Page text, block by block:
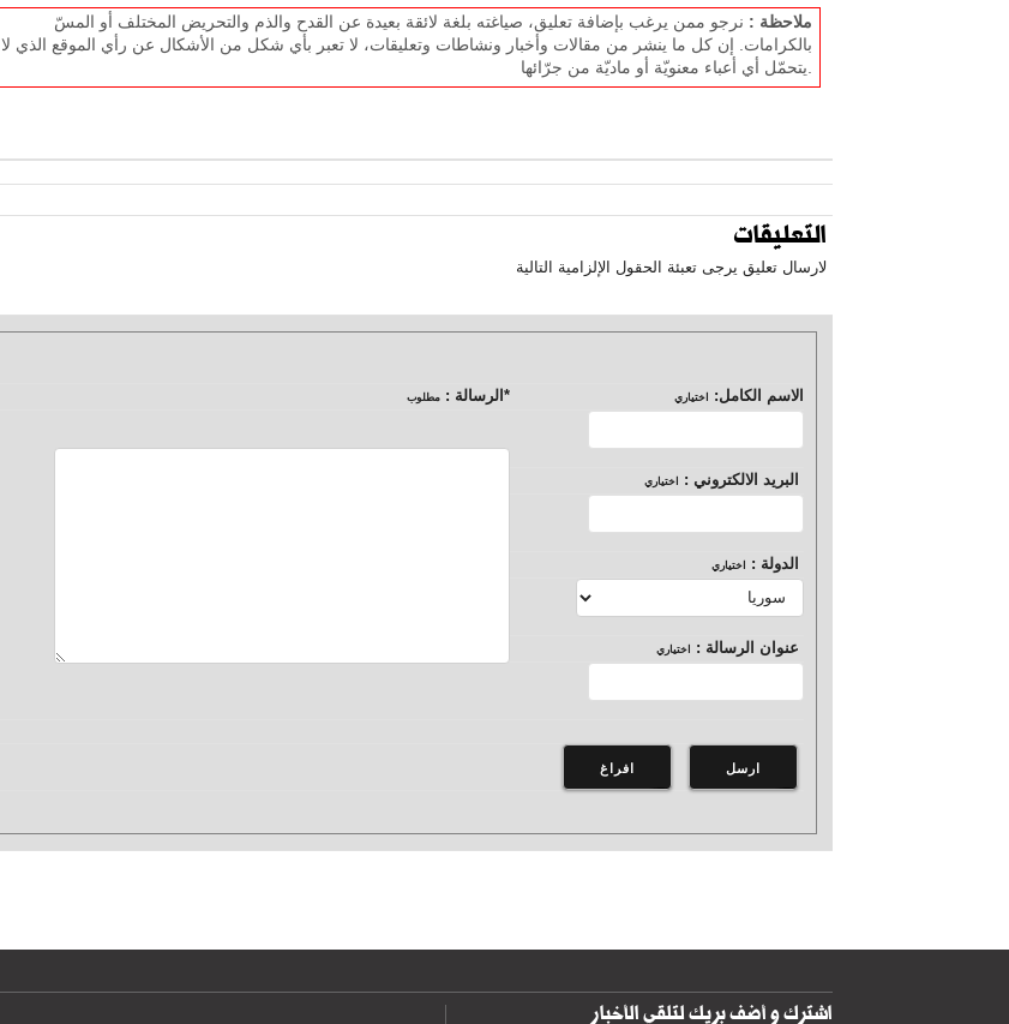
ملاحظة : نرجو ممن يرغب بإضافة تعليق، صياغته بلغة لائقة بعيدة عن القدح والذم والتحريض المختلف أو المسّ
بالكرامات. إن كل ما ينشر من مقالات وأخبار ونشاطات وتعليقات، لا تعبر بأي شكل من الأشكال عن رأي الموقع الذي لا
التعليقات
لارسال تعليق يرجى تعبئة الحقول الإلزامية التالية
الاسم الكامل: اختياري * الرسالة : مطلوب
البريد الالكتروني : اختياري
الدولة : اختياري
عنوان الرسالة : اختياري
اشترك و أضف بريك لتلقي الأخبار